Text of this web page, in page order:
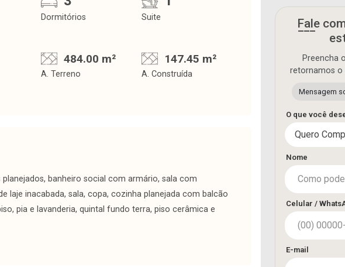
Dormitórios Suite
484.00 m²
A. Terreno
147.45 m²
A. Construída
banheiro social com armário, sala com
laje inacabada, sala, copa, cozinha planejada com balcão
pia e lavanderia, quintal fundo terra, piso cerâmica e
Fale
Preencha
retornamos o
Mensagem
O que você
Quero
Nome
Celular /
E-mail